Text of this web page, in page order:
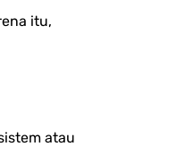
itu,
atau